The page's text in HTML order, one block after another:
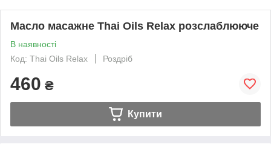
Масло масажне Thai Oils Relax розслаблююче
В наявності
Код: Thai Oils Relax
Роздріб
460 ₴
Купити